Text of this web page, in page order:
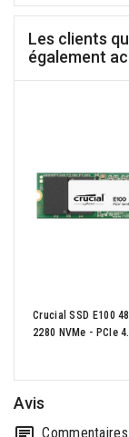
Les clients
également
Crucial SSD E100
2280 NVMe - PCIe
Avis